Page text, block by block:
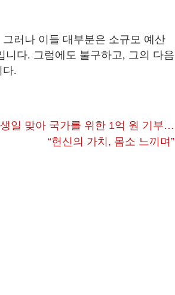
러나 이들 대부분은 소규모 예산
다. 그럼에도 불구하고, 그의 다음
다.
일 맞아 국가를 위한 1억 원 기부…
“헌신의 가치, 몸소 느끼며”